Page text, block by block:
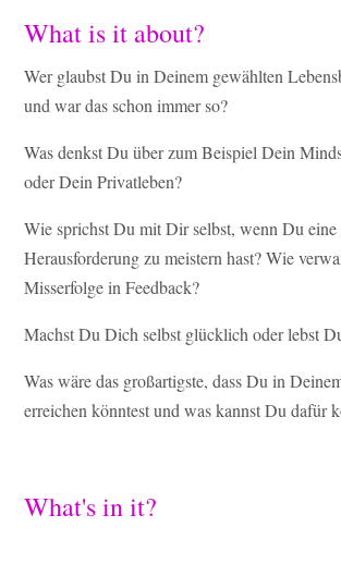
What is it about?
Wer glaubst Du in Deinem gewählten
und war das schon immer so?
Was denkst Du über zum Beispiel Dein
oder Dein Privatleben?
Wie sprichst Du mit Dir selbst, wenn Du eine
Herausforderung zu meistern hast? Wie
Misserfolge in Feedback?
Machst Du Dich selbst glücklich oder lebst
Was wäre das großartigste, dass Du in
erreichen könntest und was kannst Du dafür
What's in it?